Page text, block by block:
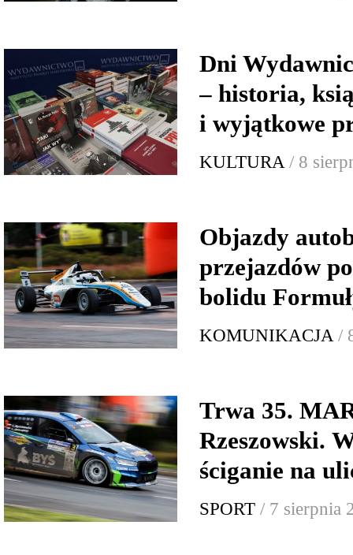
Dni
– historia,
i wyjątkowe
KULTURA / 8
Objazdy
przejazdów
bolidu
KOMUNIKACJA /
Trwa 35.
Rzeszowski.
ściganie na
SPORT / 7 sierpnia